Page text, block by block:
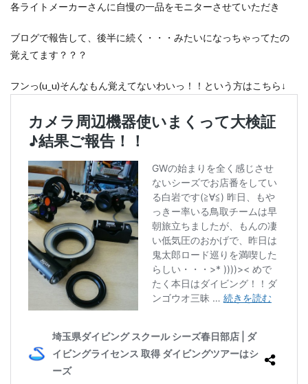
各ライトメーカーさんに自慢の一品をモニターさせていただき
ブログで報告して、後半に続く・・・みたいになっちゃってたの
覚えてます？？？
フンっ(u_u)そんなもん覚えてないわいっ！！という方はこちら↓